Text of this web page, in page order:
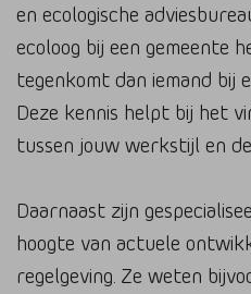
en ecologische
ecoloog bij een gemeente
tegenkomt dan iemand bij
Deze kennis helpt bij het
tussen jouw werkstijl en
Daarnaast zijn
hoogte van actuele
regelgeving. Ze weten